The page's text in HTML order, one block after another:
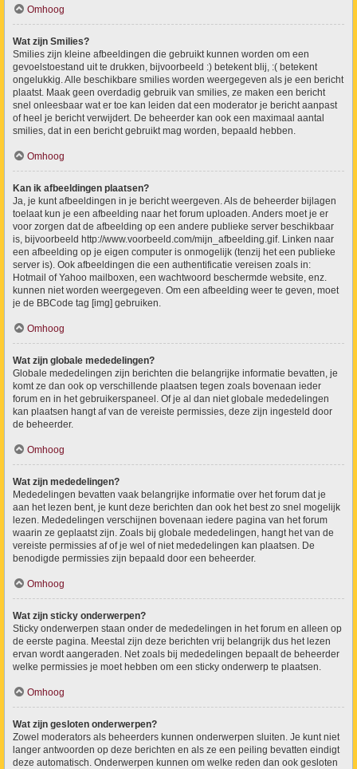
Omhoog
Wat zijn Smilies?
Smilies zijn kleine afbeeldingen die gebruikt kunnen worden om een
gevoelstoestand uit te drukken, bijvoorbeeld :) betekent blij, :( betekent
ongelukkig. Alle beschikbare smilies worden weergegeven als je een bericht
plaatst. Maak geen overdadig gebruik van smilies, ze maken een bericht
snel onleesbaar wat er toe kan leiden dat een moderator je bericht aanpast
of heel je bericht verwijdert. De beheerder kan ook een maximaal aantal
smilies, dat in een bericht gebruikt mag worden, bepaald hebben.
Omhoog
Kan ik afbeeldingen plaatsen?
Ja, je kunt afbeeldingen in je bericht weergeven. Als de beheerder bijlagen
toelaat kun je een afbeelding naar het forum uploaden. Anders moet je er
voor zorgen dat de afbeelding op een andere publieke server beschikbaar
is, bijvoorbeeld http://www.voorbeeld.com/mijn_afbeelding.gif. Linken naar
een afbeelding op je eigen computer is onmogelijk (tenzij het een publieke
server is). Ook afbeeldingen die een authentificatie vereisen zoals in:
Hotmail of Yahoo mailboxen, een wachtwoord beschermde website, enz.
kunnen niet worden weergegeven. Om een afbeelding weer te geven, moet
je de BBCode tag [img] gebruiken.
Omhoog
Wat zijn globale mededelingen?
Globale mededelingen zijn berichten die belangrijke informatie bevatten, je
komt ze dan ook op verschillende plaatsen tegen zoals bovenaan ieder
forum en in het gebruikerspaneel. Of je al dan niet globale mededelingen
kan plaatsen hangt af van de vereiste permissies, deze zijn ingesteld door
de beheerder.
Omhoog
Wat zijn mededelingen?
Mededelingen bevatten vaak belangrijke informatie over het forum dat je
aan het lezen bent, je kunt deze berichten dan ook het best zo snel mogelijk
lezen. Mededelingen verschijnen bovenaan iedere pagina van het forum
waarin ze geplaatst zijn. Zoals bij globale mededelingen, hangt het van de
vereiste permissies af of je wel of niet mededelingen kan plaatsen. De
benodigde permissies zijn bepaald door een beheerder.
Omhoog
Wat zijn sticky onderwerpen?
Sticky onderwerpen staan onder de mededelingen in het forum en alleen op
de eerste pagina. Meestal zijn deze berichten vrij belangrijk dus het lezen
ervan wordt aangeraden. Net zoals bij mededelingen bepaalt de beheerder
welke permissies je moet hebben om een sticky onderwerp te plaatsen.
Omhoog
Wat zijn gesloten onderwerpen?
Zowel moderators als beheerders kunnen onderwerpen sluiten. Je kunt niet
langer antwoorden op deze berichten en als ze een peiling bevatten eindigt
deze automatisch. Onderwerpen kunnen om welke reden dan ook gesloten